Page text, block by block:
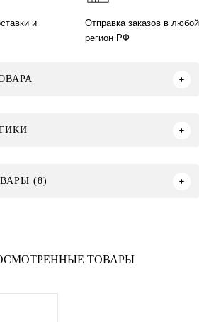
и
Отправка заказов в любой
регион РФ
(8)
ТОВАРЫ